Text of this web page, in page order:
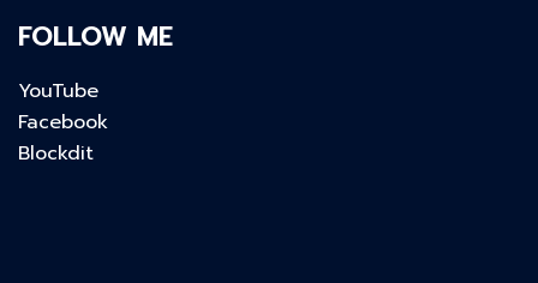
FOLLOW ME
YouTube
Facebook
Blockdit